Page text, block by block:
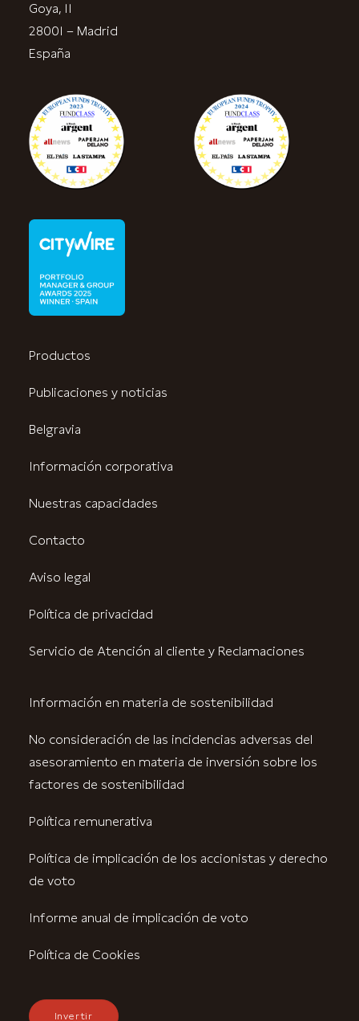
Goya, 11
28001 – Madrid
España
Productos
Publicaciones y noticias
Belgravia
Información corporativa
Nuestras capacidades
Contacto
Aviso legal
Política de privacidad
Servicio de Atención al cliente y Reclamaciones
Información en materia de sostenibilidad
No consideración de las incidencias adversas del
asesoramiento en materia de inversión sobre los
factores de sostenibilidad
Política remunerativa
Política de implicación de los accionistas y derecho
de voto
Informe anual de implicación de voto
Política de Cookies
Invertir